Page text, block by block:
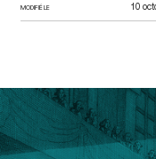
MODIFIÉ LE 10